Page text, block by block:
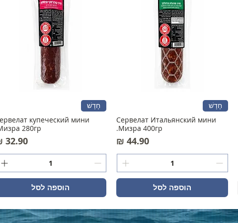
חָדָשׁ
Сервелат Итальянский мини
Мизра 400гр.
מחיר
הוספה לסל
חָדָשׁ
купеческий мини
280гр.
מחיר‏32.90 ‏₪
הוספה לסל